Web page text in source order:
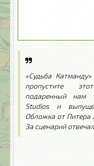
«Судьба
пропустите
подаренный нам
Studios и
Обложка от Питера
За сценарий